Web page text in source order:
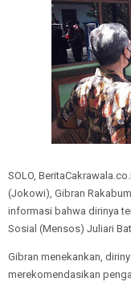
SOLO,
(Jokowi), Gibran
informasi bahwa dirinya
Sosial (Mensos) Juliari
Gibran menekankan,
merekomendasikan